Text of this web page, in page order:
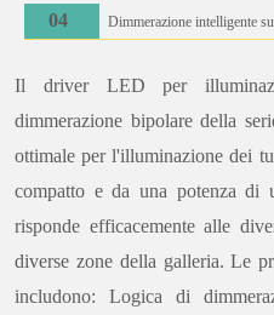
04 Dimmerazione intelligente
Il driver LED per
dimmerazione bipolare della
ottimale per l'illuminazione dei
compatto e da una potenza di
risponde efficacemente alle
diverse zone della galleria. Le
includono: Logica di